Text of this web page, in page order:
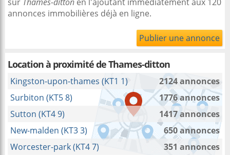
annonces immobilières déjà en ligne.
Publier une annonce
Location à proximitéde Thames-ditton
Kingston-upon-thames (KT1 1)
2124 annonces
Surbiton (KT5 8)
1776 annonces
Sutton (KT4 9)
1417 annonces
New-malden (KT3 3)
650 annonces
Worcester-park (KT4 7)
351 annonces